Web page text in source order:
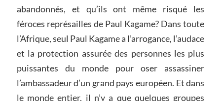
abandonnés, et qu’ils ont même risqué les
féroces représailles de Paul Kagame? Dans toute
l’Afrique, seul Paul Kagame a l’arrogance, l’audace
et la protection assurée des personnes les plus
puissantes du monde pour oser assassiner
l’ambassadeur d’un grand pays européen. Et dans
le monde entier, il n’y a que quelques groupes